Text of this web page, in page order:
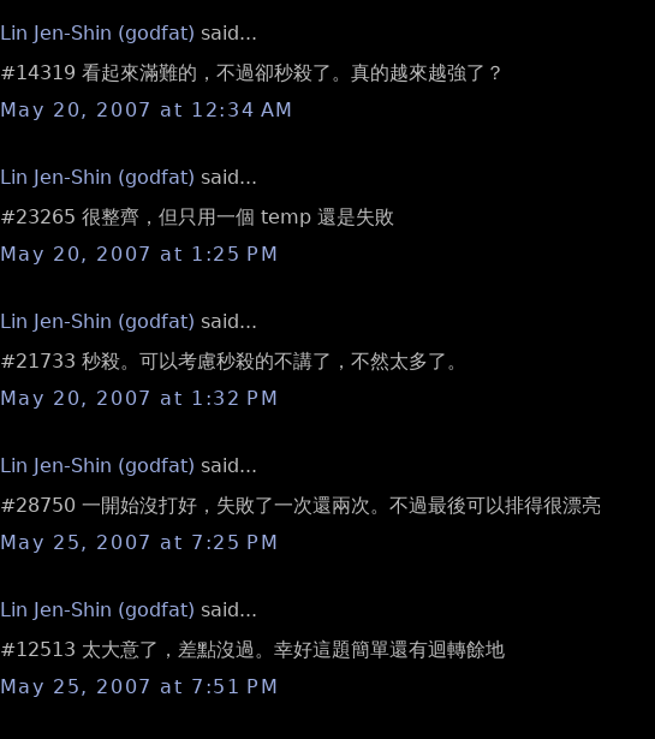
Lin Jen-Shin (godfat) said...
#14319 看起來滿難的，不過卻秒殺了。真的越來越強了？
May 20, 2007 at 12:34 AM
Lin Jen-Shin (godfat) said...
#23265 很整齊，但只用一個 temp 還是失敗
May 20, 2007 at 1:25 PM
Lin Jen-Shin (godfat) said...
#21733 秒殺。可以考慮秒殺的不講了，不然太多了。
May 20, 2007 at 1:32 PM
Lin Jen-Shin (godfat) said...
#28750 一開始沒打好，失敗了一次還兩次。不過最後可以排得很漂亮
May 25, 2007 at 7:25 PM
Lin Jen-Shin (godfat) said...
#12513 太大意了，差點沒過。幸好這題簡單還有迴轉餘地
May 25, 2007 at 7:51 PM